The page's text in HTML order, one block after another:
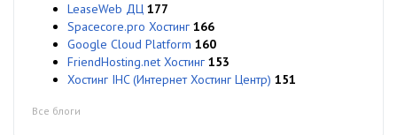
LeaseWeb ДЦ 177
Spacecore.pro Хостинг 166
Google Cloud Platform 160
FriendHosting.net Хостинг 153
Хостинг IHC (Интернет Хостинг Центр) 151
Все блоги